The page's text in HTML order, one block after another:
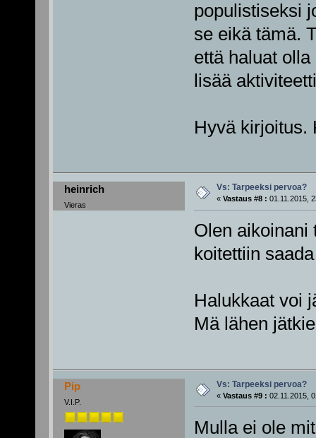
populistiseksi
se eikä tämä.
että haluat
lisää
Hyvä kirjoitus.
heinrich
Vieras
Vs: Tarpeeksi pervoa?
« Vastaus #8 : 01.11.2015,
Olen aikoinani
koitettiin
Halukkaat voi
Mä lähen
Pip
V.I.P.
Vs: Tarpeeksi pervoa?
« Vastaus #9 : 02.11.2015,
Mulla ei ole